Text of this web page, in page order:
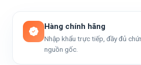
Hàng chính hãng
Nhập khẩu trực tiếp, đầy đủ
nguồn gốc.